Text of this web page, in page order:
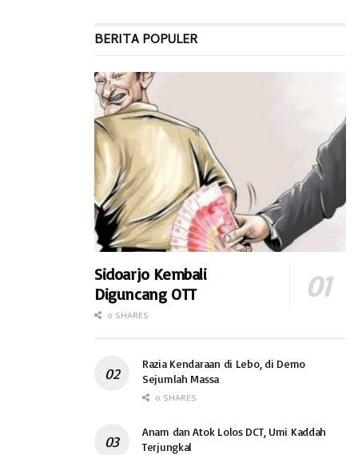
BERITA POPULER
Sidoarjo Kembali
Diguncang OTT
0 SHARES
Razia Kendaraan di Lebo, di Demo
Sejumlah Massa
0 SHARES
Anam dan Atok Lolos DCT, Umi Kaddah
Terjungkal